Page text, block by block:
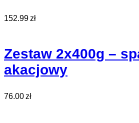
152.99zł
Zestaw 2x400g –
akacjowy
76.00zł